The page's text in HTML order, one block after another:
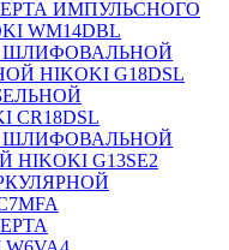
ИМПУЛЬСНОГО
WM14DBL
HIKOKI G18DSL
G13SE2